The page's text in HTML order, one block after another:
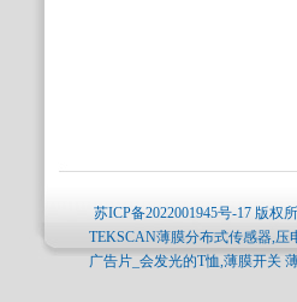
苏ICP备2022001945号-17 版权
TEKSCAN薄膜分布式传感器,压
广告片_会发光的T恤,薄膜开关